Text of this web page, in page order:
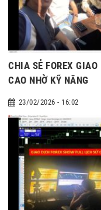
CHIA SẺ FOREX
CAO NHỜ KỸ NĂNG
23/02/2026 - 16:02